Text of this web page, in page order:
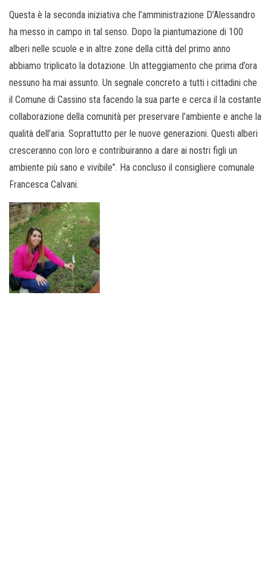
Questa è la seconda iniziativa che l’amministrazione D’Alessandro
ha messo in campo in tal senso. Dopo la piantumazione di 100
alberi nelle scuole e in altre zone della città del primo anno
abbiamo triplicato la dotazione. Un atteggiamento che prima d’ora
nessuno ha mai assunto. Un segnale concreto a tutti i cittadini che
il Comune di Cassino sta facendo la sua parte e cerca il la costante
collaborazione della comunità per preservare l’ambiente e anche la
qualità dell’aria. Soprattutto per le nuove generazioni. Questi alberi
cresceranno con loro e contribuiranno a dare ai nostri figli un
ambiente più sano e vivibile”. Ha concluso il consigliere comunale
Francesca Calvani.